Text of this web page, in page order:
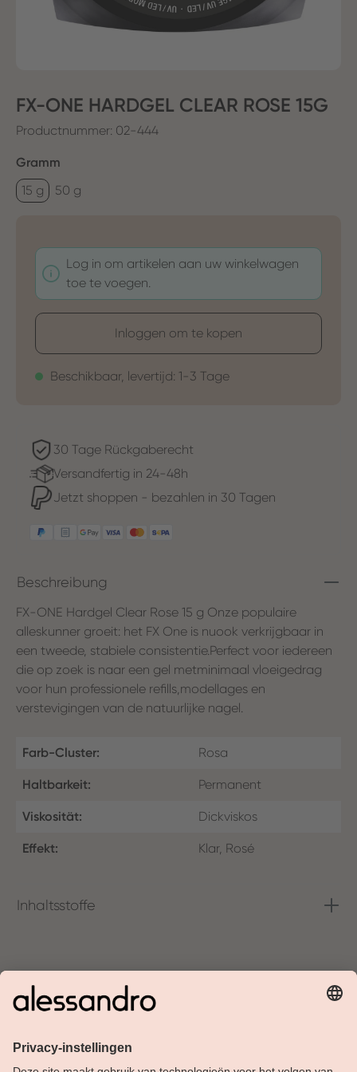
FX-ONE HARDGEL CLEAR ROSE 15G
Productnummer: 02-444
Selecteer
Gramm
15 g
50 g
Log in om artikelen aan uw winkelwagen
toe te voegen.
Inloggen om te kopen
Beschikbaar, levertijd: 1-3 Tage
30 Tage Rückgaberecht
Versandfertig in 24-48h
Jetzt shoppen - bezahlen in 30 Tagen
Beschreibung
FX-ONE Hardgel Clear Rose 15 g Onze populaire
alleskunner groeit: het FX One is nuook verkrijgbaar in
een tweede, stabiele consistentie.Perfect voor iedereen
die op zoek is naar een gel metminimaal vloeigedrag
voor hun professionele refills,modellages en
verstevigingen van de natuurlijke nagel.
Farb-Cluster: Rosa
Haltbarkeit: Permanent
Viskosität: Dickviskos
Effekt: Klar, Rosé
Inhaltsstoffe